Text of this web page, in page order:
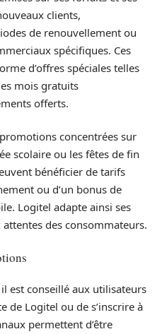
clients,
de renouvellement ou
spécifiques. Ces
d’offres spéciales telles
mois gratuits
offerts.
concentrées sur
scolaire ou les fêtes de fin
bénéficier de tarifs
ou d’un bonus de
Logitel adapte ainsi ses
des consommateurs.
est conseillé aux utilisateurs
de Logitel ou de s’inscrire à
permettent d’être